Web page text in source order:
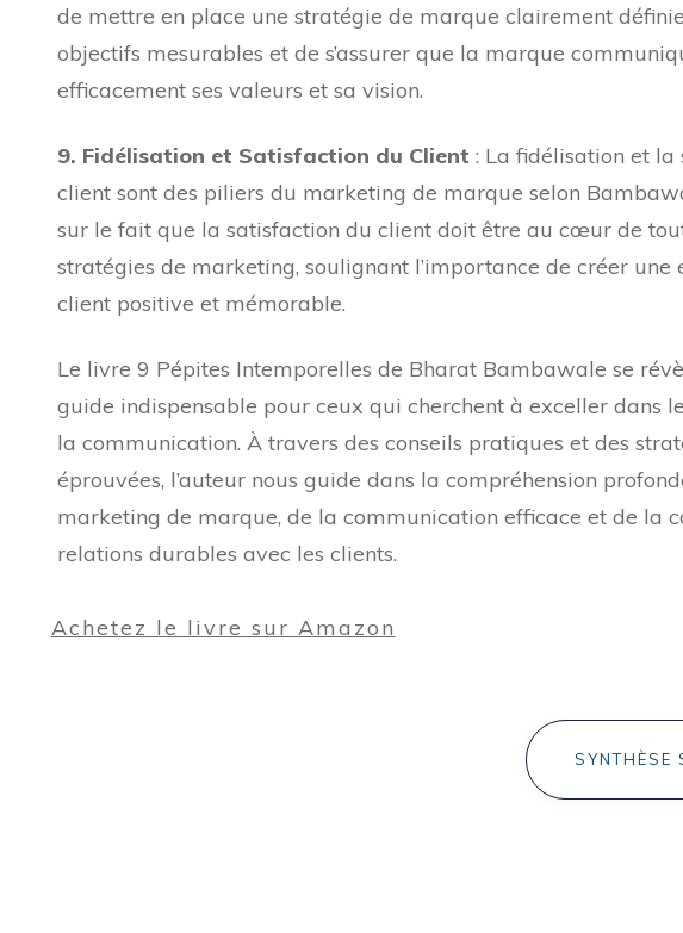
de mettre en place une stratégie de marque clairement
objectifs mesurables et de s’assurer que la marque
efficacement ses valeurs et sa vision.
9. Fidélisation et Satisfaction du Client : La fidélisation et la
client sont des piliers du marketing de marque selon
sur le fait que la satisfaction du client doit être au cœur de
stratégies de marketing, soulignant l’importance de créer une
client positive et mémorable.
Le livre 9 Pépites Intemporelles de Bharat Bambawale se
guide indispensable pour ceux qui cherchent à exceller dans
la communication. À travers des conseils pratiques et des
éprouvées, l’auteur nous guide dans la compréhension
marketing de marque, de la communication efficace et de la
relations durables avec les clients.
Achetez le livre sur Amazon
SYNTHÈSE